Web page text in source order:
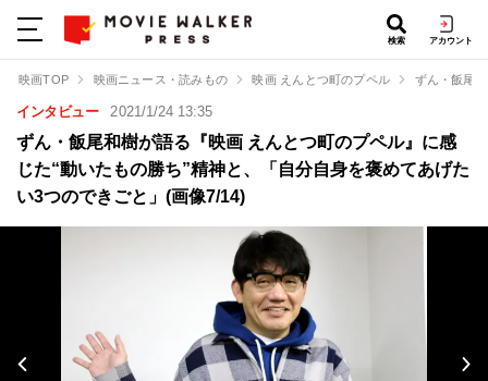
検索 アカウント
映画TOP 映画ニュース・読みもの 映画 えんとつ町のプペル ずん・飯尾
インタビュー 2021/1/24 13:35
ずん・飯尾和樹が語る『映画 えんとつ町のプペル』に感
じた“動いたもの勝ち”精神と、「自分自身を褒めてあげた
い3つのできごと」(画像7/14)